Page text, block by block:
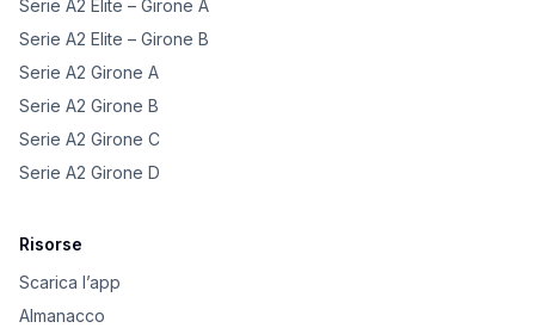
Serie A2 Elite – Girone A
Serie A2 Elite – Girone B
Serie A2 Girone A
Serie A2 Girone B
Serie A2 Girone C
Serie A2 Girone D
Risorse
Scarica l’app
Almanacco